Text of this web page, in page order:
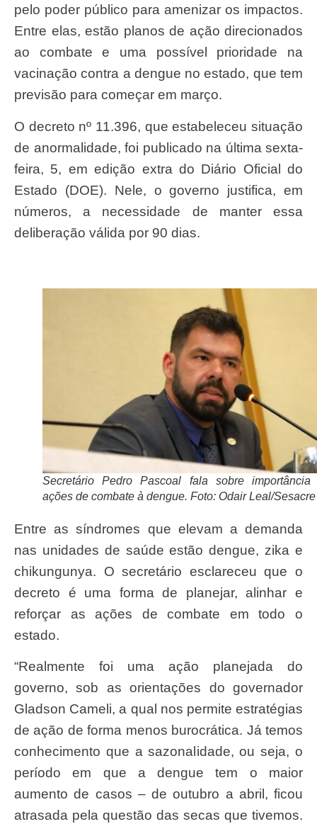
pelo poder público para amenizar os impactos.
Entre elas, estão planos de ação direcionados
ao combate e uma possível prioridade na
vacinação contra a dengue no estado, que tem
previsão para começar em março.
O decreto nº 11.396, que estabeleceu situação
de anormalidade, foi publicado na última sexta-
feira, 5, em edição extra do Diário Oficial do
Estado (DOE). Nele, o governo justifica, em
números, a necessidade de manter essa
deliberação válida por 90 dias.
Secretário Pedro Pascoal fala sobre importância
ações de combate à dengue. Foto: Odair Leal/Sesacre
Entre as síndromes que elevam a demanda
nas unidades de saúde estão dengue, zika e
chikungunya. O secretário esclareceu que o
decreto é uma forma de planejar, alinhar e
reforçar as ações de combate em todo o
estado.
“Realmente foi uma ação planejada do
governo, sob as orientações do governador
Gladson Cameli, a qual nos permite estratégias
de ação de forma menos burocrática. Já temos
conhecimento que a sazonalidade, ou seja, o
período em que a dengue tem o maior
aumento de casos – de outubro a abril, ficou
atrasada pela questão das secas que tivemos.